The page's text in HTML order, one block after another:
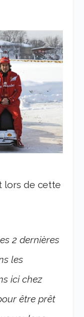
lors de cette
2 dernières
les
ici chez
être prêt